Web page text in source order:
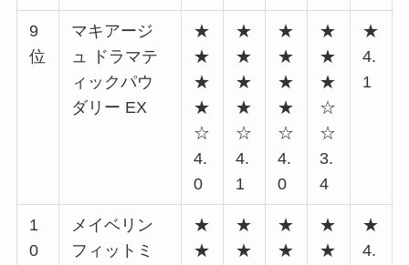
9
位
マキアージ
ュ ドラマテ
ィックパウ
ダリー EX
★
★
★
★
☆
4.
0
★
★
★
★
☆
4.
1
★
★
★
★
☆
4.
0
★
★
★
☆
☆
3.
4
★
4.
1
1
0
メイベリン
フィットミ
★
★
★
★
★
★
★
★
★
4.